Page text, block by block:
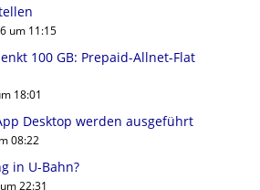
um 11:15
100 GB: Prepaid-Allnet-Flat
18:01
Desktop werden ausgeführt
08:22
in U-Bahn?
22:31